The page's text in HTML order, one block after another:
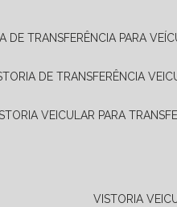
DE TRANSFERÊNCIA PARA
DE TRANSFERÊNCIA
VEICULAR PARA
VISTORIA